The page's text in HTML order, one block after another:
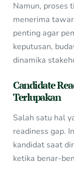
Namun, proses
menerima
penting agar
keputusan,
dinamika
Candidate
Terlupakan
Salah satu hal
readiness gap.
kandidat saat
ketika benar-